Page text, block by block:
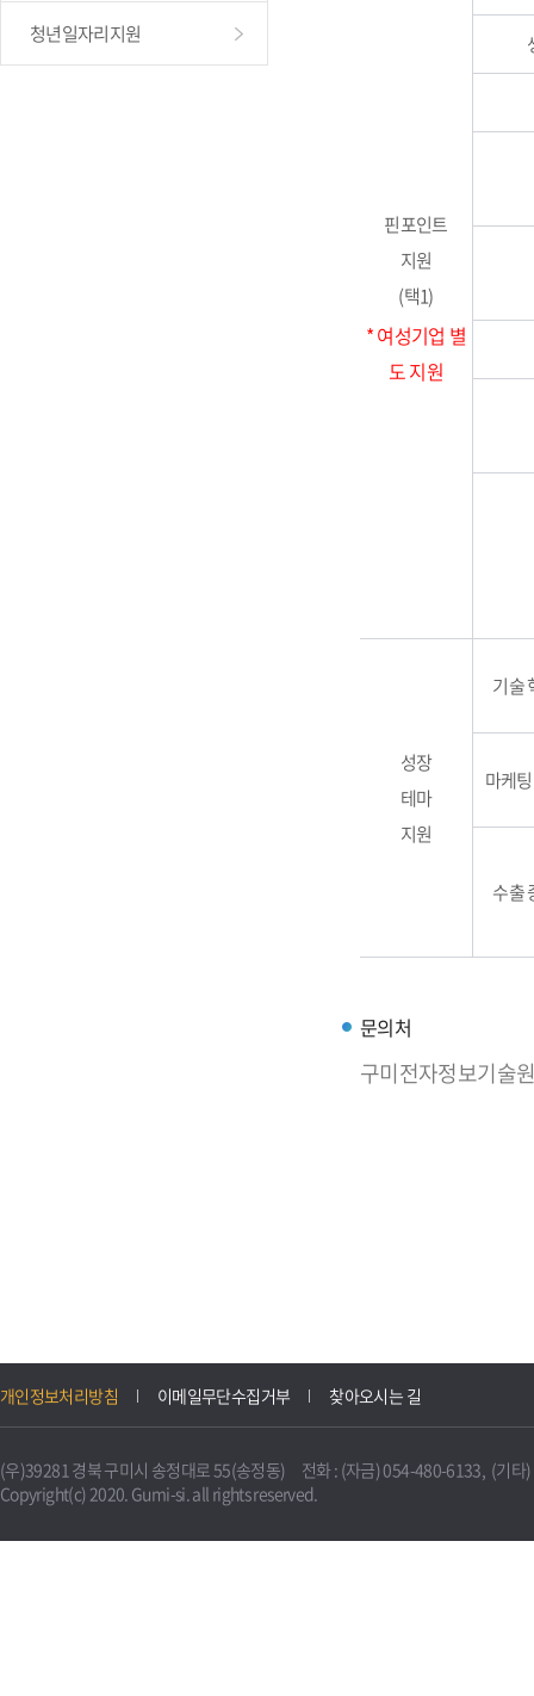
청년일자리지원
핀포인트
지원
(택1)
* 여성기업 별
도 지원
성장
테마
지원
기술
마케
수출
문의처
구미전자정보기술
개인정보처리방침 이메일무단수집거부 찾아오시는 길
(우)39281 경북 구미시 송정대로 55(송정동) 전화 : (자금) 054-480-6133, (기타
Copyright(c) 2020. Gumi-si. all rights reserved.